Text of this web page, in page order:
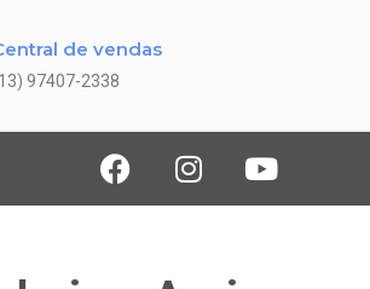
de vendas
97407-2338